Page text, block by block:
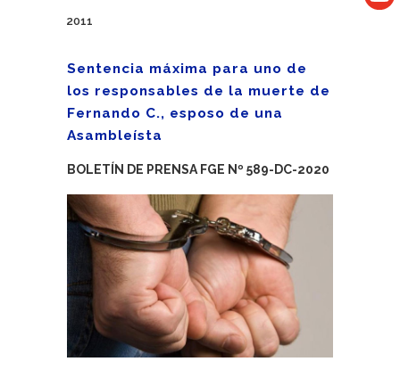
2011
Sentencia máxima para uno de
los responsables de la muerte de
Fernando C., esposo de una
Asambleísta
BOLETÍN DE PRENSA FGE Nº 589-DC-2020